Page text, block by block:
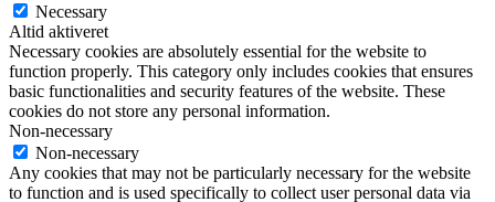
Necessary
Altid aktiveret
Necessary cookies are absolutely essential for the website to
function properly. This category only includes cookies that ensures
basic functionalities and security features of the website. These
cookies do not store any personal information.
Non-necessary
Non-necessary
Any cookies that may not be particularly necessary for the website
to function and is used specifically to collect user personal data via